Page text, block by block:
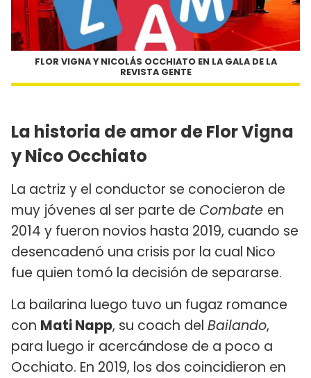
FLOR VIGNA Y NICOLÁS OCCHIATO EN LA GALA DE LA
REVISTA GENTE
La historia de amor de Flor Vigna
y Nico Occhiato
La actriz y el conductor se conocieron de
muy jóvenes al ser parte de Combate en
2014 y fueron novios hasta 2019, cuando se
desencadenó una crisis por la cual Nico
fue quien tomó la decisión de separarse.
La bailarina luego tuvo un fugaz romance
con Mati Napp, su coach del Bailando,
para luego ir acercándose de a poco a
Occhiato. En 2019, los dos coincidieron en